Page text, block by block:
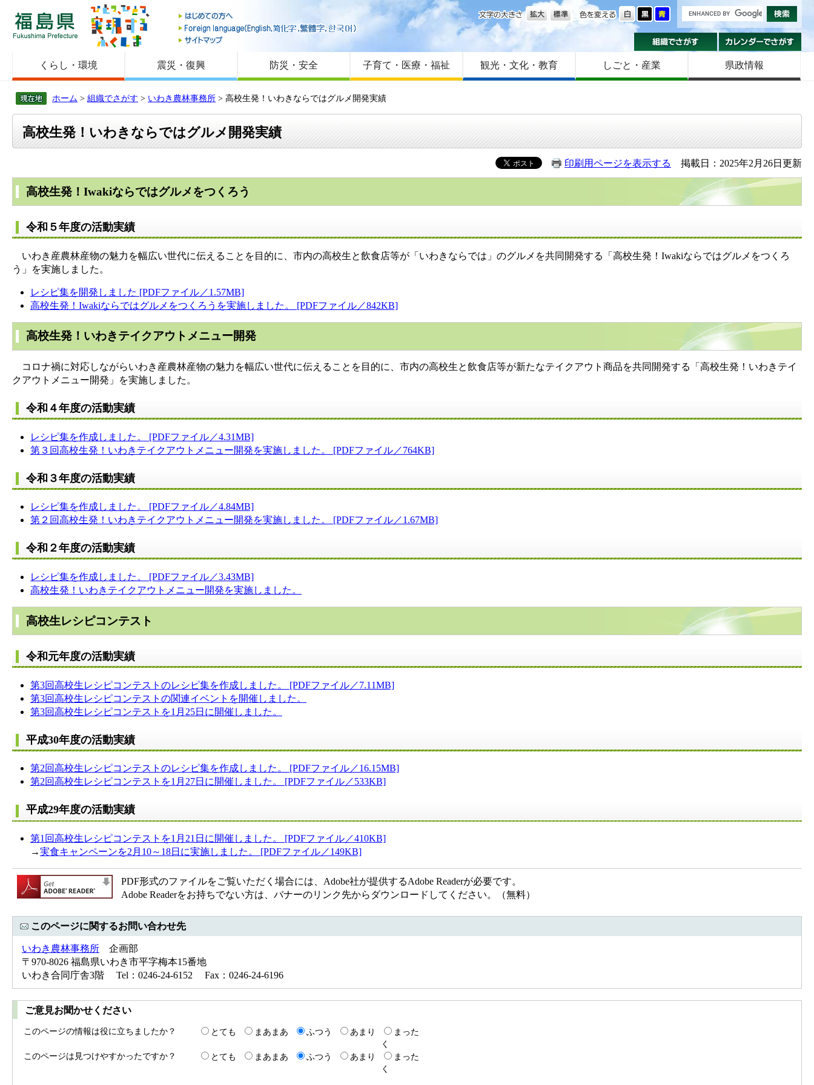
福島県
はじめての方へ
Foreign language
サイトマップ
色を変える
文字の大きさ
組織でさがす
くらし・環境 震災・復興 防災・安全 子育て・医療・福祉 観光・文化・教育 しごと・産業 県政情報
ホーム > 組織でさがす > いわき農林事務所 > 高校生発！いわきならではグルメ開発実績
高校生発！いわきならではグルメ開発実績
印刷用ページを表示する 掲載日：2025年2月26日更新
高校生発！Iwakiならではグルメをつくろう
令和５年度の活動実績
いわき産農林産物の魅力を幅広い世代に伝えることを目的に、市内の高校生と飲食店等が「いわきならでは」のグルメを共同開発する「高校生発！Iwakiならではグルメをつくろ
う」を実施しました。
レシピ集を開発しました [PDFファイル／1.57MB]
高校生発！Iwakiならではグルメをつくろうを実施しました。 [PDFファイル／842KB]
高校生発！いわきテイクアウトメニュー開発
コロナ禍に対応しながらいわき産農林産物の魅力を幅広い世代に伝えることを目的に、市内の高校生と飲食店等が新たなテイクアウト商品を共同開発する「高校生発！いわきテイ
クアウトメニュー開発」を実施しました。
令和４年度の活動実績
レシピ集を作成しました。 [PDFファイル／4.31MB]
第３回高校生発！いわきテイクアウトメニュー開発を実施しました。 [PDFファイル／764KB]
令和３年度の活動実績
レシピ集を作成しました。 [PDFファイル／4.84MB]
第２回高校生発！いわきテイクアウトメニュー開発を実施しました。 [PDFファイル／1.67MB]
令和２年度の活動実績
レシピ集を作成しました。 [PDFファイル／3.43MB]
高校生発！いわきテイクアウトメニュー開発を実施しました。
高校生レシピコンテスト
令和元年度の活動実績
第3回高校生レシピコンテストのレシピ集を作成しました。 [PDFファイル／7.11MB]
第3回高校生レシピコンテストの関連イベントを開催しました。
第3回高校生レシピコンテストを1月25日に開催しました。
平成30年度の活動実績
第2回高校生レシピコンテストのレシピ集を作成しました。 [PDFファイル／16.15MB]
第2回高校生レシピコンテストを1月27日に開催しました。 [PDFファイル／533KB]
平成29年度の活動実績
第1回高校生レシピコンテストを1月21日に開催しました。 [PDFファイル／410KB]
→実食キャンペーンを2月10～18日に実施しました。 [PDFファイル／149KB]
PDF形式のファイルをご覧いただく場合には、Adobe社が提供するAdobe Readerが必要です。
Adobe Readerをお持ちでない方は、バナーのリンク先からダウンロードしてください。（無料）
このページに関するお問い合わせ先
いわき農林事務所 企画部
〒970-8026 福島県いわき市平字梅本15番地
いわき合同庁舎3階 Tel：0246-24-6152 Fax：0246-24-6196
ご意見お聞かせください
このページの情報は役に立ちましたか？ とても まあまあ ふつう あまり
まった
く
このページは見つけやすかったですか？
とても まあまあ ふつう あまり
まった
く